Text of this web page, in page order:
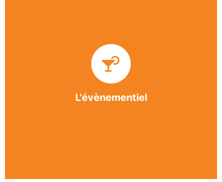
L'évènementiel
BASE apporte des solutions innovantes et
originales dans l’organisation des manifestations,
festivals, conventions, colloques et assemblées